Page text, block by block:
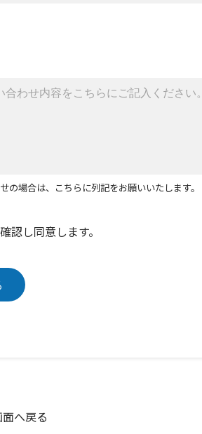
の場合は、こちらに列記をお願いいたします。
認し同意します。
へ戻る